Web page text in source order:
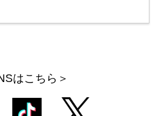
はこちら＞